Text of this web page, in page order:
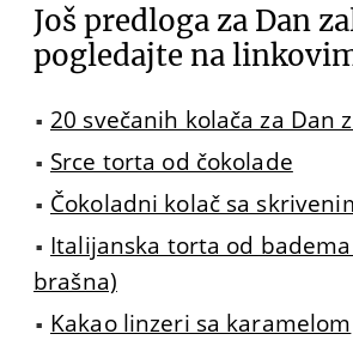
Još predloga za Dan
pogledajte na
20 svečanih kolača za Dan
Srce torta od čokolade
Čokoladni kolač sa
Italijanska torta od
brašna)
Kakao linzeri sa karamelom